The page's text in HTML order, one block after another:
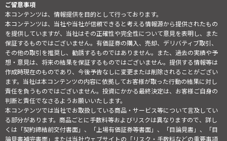
ご留意事項
本コンテンツは、情報提供を目的として行っております。
本コンテンツは、当社や当社が信頼できると考える情報源から提供されたもの
を提供していますが、当社はその正確性や完全性について意見を表明し、また
保証するものではございません。有価証券の購入、売却、デリバティブ取引、
その他の取引を推奨し、勧誘するものではありません。また、過去の実績や予
想・意見は、将来の結果を保証するものではございません。提供する情報等は
作成時現在のものであり、今後予告なしに変更または削除されることがござい
ます。当社は本コンテンツの内容に依拠してお客様が取った行動の結果に対し
責任を負うものではございません。投資にかかる最終決定は、お客様ご自身の
判断と責任でなさるようお願いいたします。
本コンテンツでは当社でお取扱している商品・サービス等について言及してい
る部分があります。商品ごとに手数料等およびリスクは異なりますので、詳し
くは「契約締結前交付書面」、「上場有価証券等書面」、「目論見書」、「目